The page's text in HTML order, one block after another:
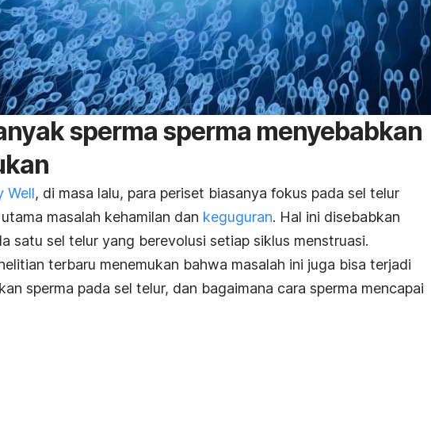
sperma sperma menyebabkan
Well, di masa lalu, para periset biasanya fokus pada sel telur
masalah kehamilan dan keguguran. Hal ini disebabkan
satu sel telur yang berevolusi setiap siklus menstruasi.
terbaru menemukan bahwa masalah ini juga bisa terjadi
sperma pada sel telur, dan bagaimana cara sperma mencapai